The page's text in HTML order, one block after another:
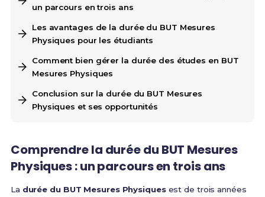
un parcours en trois ans
Les avantages de la durée du BUT Mesures
Physiques pour les étudiants
Comment bien gérer la durée des études en BUT
Mesures Physiques
Conclusion sur la durée du BUT Mesures
Physiques et ses opportunités
Comprendre la durée du BUT Mesures
Physiques : un parcours en trois ans
La durée du BUT Mesures Physiquesest de trois années